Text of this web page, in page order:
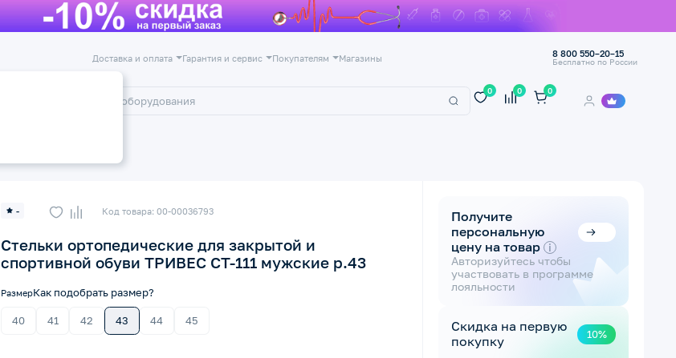
Доставка и оплата Гарантия и сервис Покупателям Магазины 8 800 550–20–15
Бесплатно по России
0 0 0
- Код товара: 00-00036793
Стельки ортопедические для закрытой и
спортивной обуви ТРИВЕС СТ-111 мужские р.43
РазмерКак подобрать размер?
40 41 42 43 44 45
Получите
персональную
цену на товар i
Авторизуйтесь чтобы
участвовать в программе
лояльности
Скидка на первую
покупку
10%